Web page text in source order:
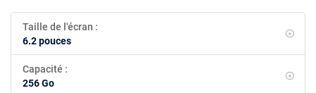
Taille de l'écran :
6.2 pouces
Capacité :
256 Go